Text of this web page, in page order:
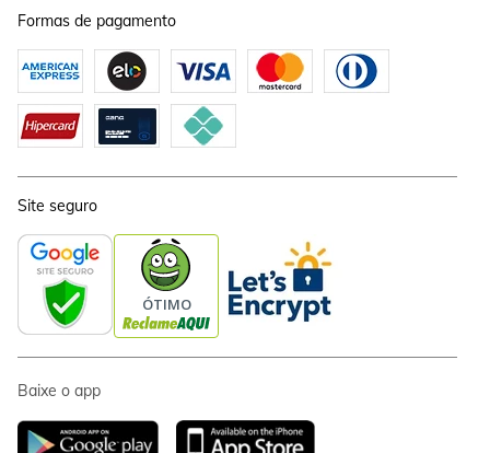
Formas de pagamento
Site seguro
Baixe o app